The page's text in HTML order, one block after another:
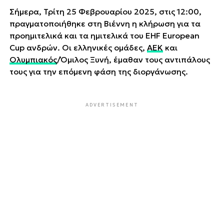
Σήμερα, Τρίτη 25 Φεβρουαρίου 2025, στις 12:00,
πραγματοποιήθηκε στη Βιέννη η κλήρωση για τα
προημιτελικά και τα ημιτελικά του EHF European
Cup ανδρών. Οι ελληνικές ομάδες, ΑΕΚ και
Ολυμπιακός/Όμιλος Ξυνή, έμαθαν τους αντιπάλους
τους για την επόμενη φάση της διοργάνωσης.
ADVERTISEMENT